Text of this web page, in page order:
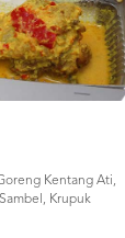
Kentang Ati,
Krupuk